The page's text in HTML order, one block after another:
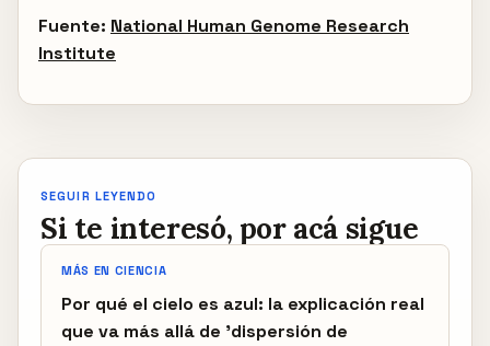
Fuente: National Human Genome Research
Institute
SEGUIR LEYENDO
Si te interesó, por acá sigue
MÁS EN CIENCIA
Por qué el cielo es azul: la explicación real
que va más allá de 'dispersión de